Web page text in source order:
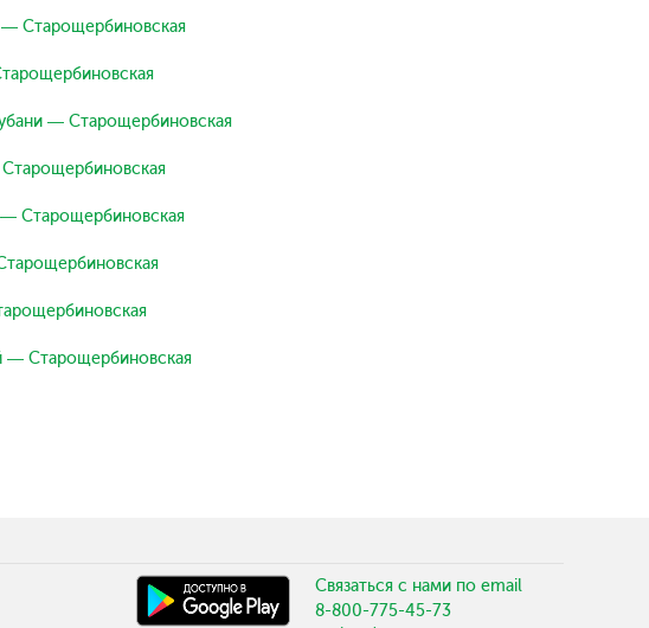
Старощербиновская
— Старощербиновская
Старощербиновская
— Старощербиновская
Связаться с нами по email
8-800-775-45-73